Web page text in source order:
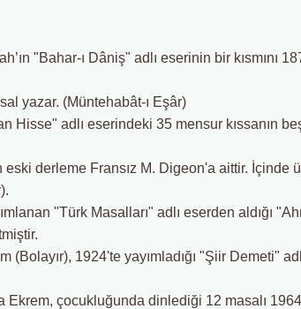
"Bahar-ı Dâniş" adlı eserinin bir kısmını
yazar. (Müntehabât-ı Eşâr)
Hisse" adlı eserindeki 35 mensur kıssanın
derleme Fransız M. Digeon'a aittir. İçinde
"Türk Masalları" adlı eserden aldığı
(Bolayır), 1924'te yayımladığı "Şiir Demeti"
Ekrem, çocukluğunda dinlediği 12 masalı